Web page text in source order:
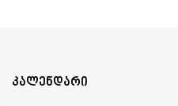
კალენდარი